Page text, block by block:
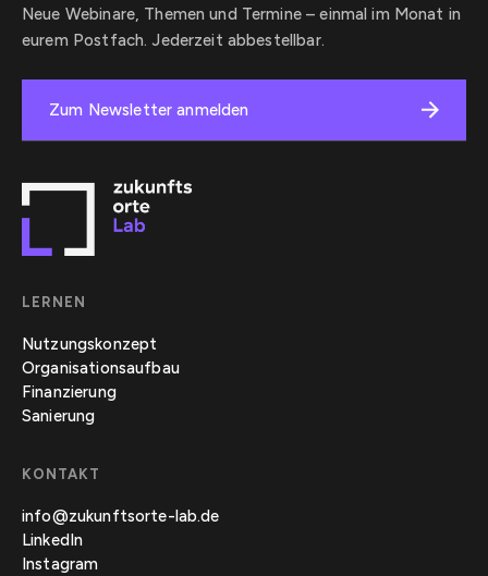
Neue Webinare, Themen und Termine – einmal im Monat in
eurem Postfach. Jederzeit abbestellbar.
Zum Newsletter anmelden
LERNEN
Nutzungskonzept
Organisationsaufbau
Finanzierung
Sanierung
KONTAKT
info@zukunftsorte-lab.de
LinkedIn
Instagram